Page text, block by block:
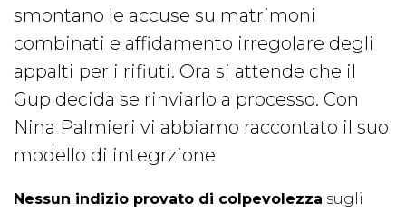
smontano le accuse su matrimoni
combinati e affidamento irregolare degli
appalti per i rifiuti. Ora si attende che il
Gup decida se rinviarlo a processo. Con
Nina Palmieri vi abbiamo raccontato il suo
modello di integrzione
Nessun indizio provato di colpevolezza sugli